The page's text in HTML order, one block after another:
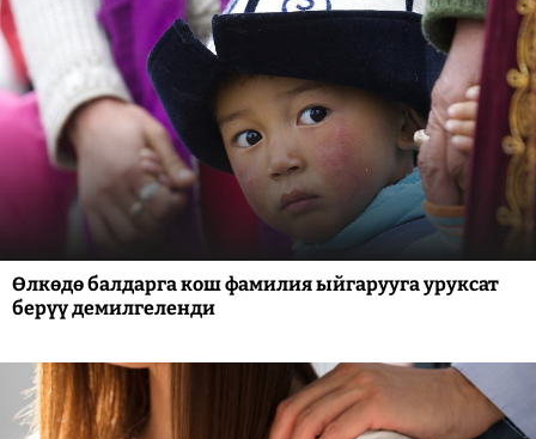
Өлкөдө балдарга кош фамилия ыйгарууга уруксат
берүү демилгеленди